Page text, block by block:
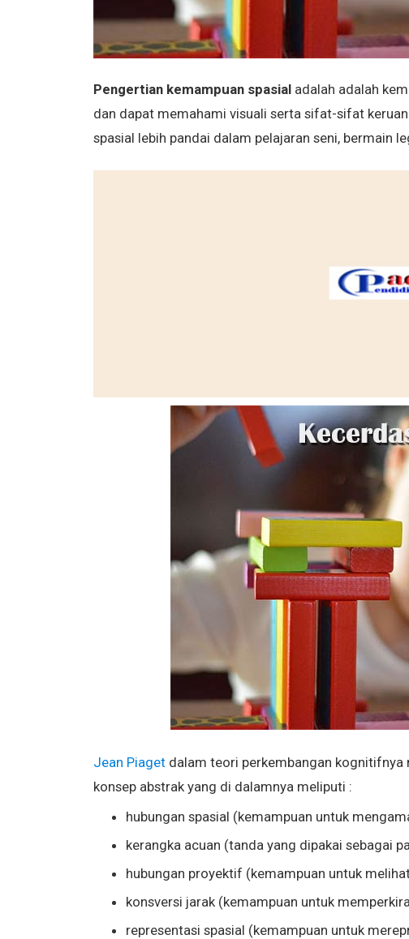
Pengertian kemampuan spasialadalah adalah
dan dapat memahami visuali serta sifat-sifat
spasial lebih pandai dalam pelajaran seni, bermain
Jean Piagetdalam teori perkembangan kognitifnya
konsep abstrak yang di dalamnya meliputi :
hubungan spasial (kemampuan untuk
kerangka acuan (tanda yang dipakai sebagai
hubungan proyektif (kemampuan untuk
konsversi jarak (kemampuan untuk
representasi spasial (kemampuan untuk